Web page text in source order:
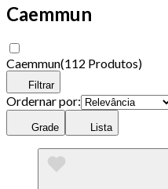
Caemmun
Caemmun(112 Produtos)
Filtrar
Ordernar por:
Grade Lista